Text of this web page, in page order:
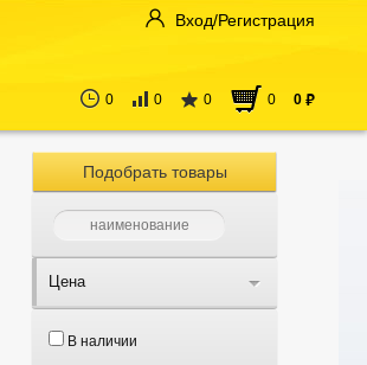
Вход/Регистрация
0 0 0 0 0 руб
Подобрать товары
Цена
В наличии